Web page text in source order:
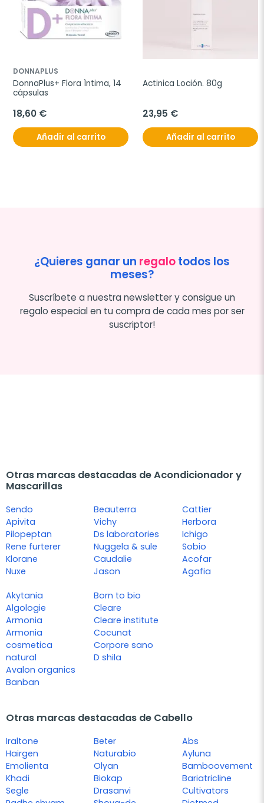
DONNAPLUS
DonnaPlus+ Flora Íntima, 14
cápsulas
18,60 €
Añadir al carrito
Actinica Loción. 80g
23,95 €
Añadir al carrito
¿Quieres ganar un regalotodos los
meses?
Suscríbete a nuestra newsletter y consigue un
regalo especial en tu compra de cada mes por ser
suscriptor!
Otras marcas destacadas de Acondicionador y
Mascarillas
Sendo
Apivita
Pilopeptan
Rene furterer
Klorane
Nuxe
Beauterra
Vichy
Ds laboratories
Nuggela & sule
Caudalie
Jason
Cattier
Herbora
Ichigo
Sobio
Acofar
Agafia
Akytania
Algologie
Armonia
Armonia
cosmetica
natural
Avalon organics
Banban
Born to bio
Cleare
Cleare institute
Cocunat
Corpore sano
D shila
Otras marcas destacadas de Cabello
Iraltone
Hairgen
Emolienta
Khadi
Segle
Beter
Naturabio
Olyan
Biokap
Drasanvi
Abs
Ayluna
Bamboovement
Bariatricline
Cultivators